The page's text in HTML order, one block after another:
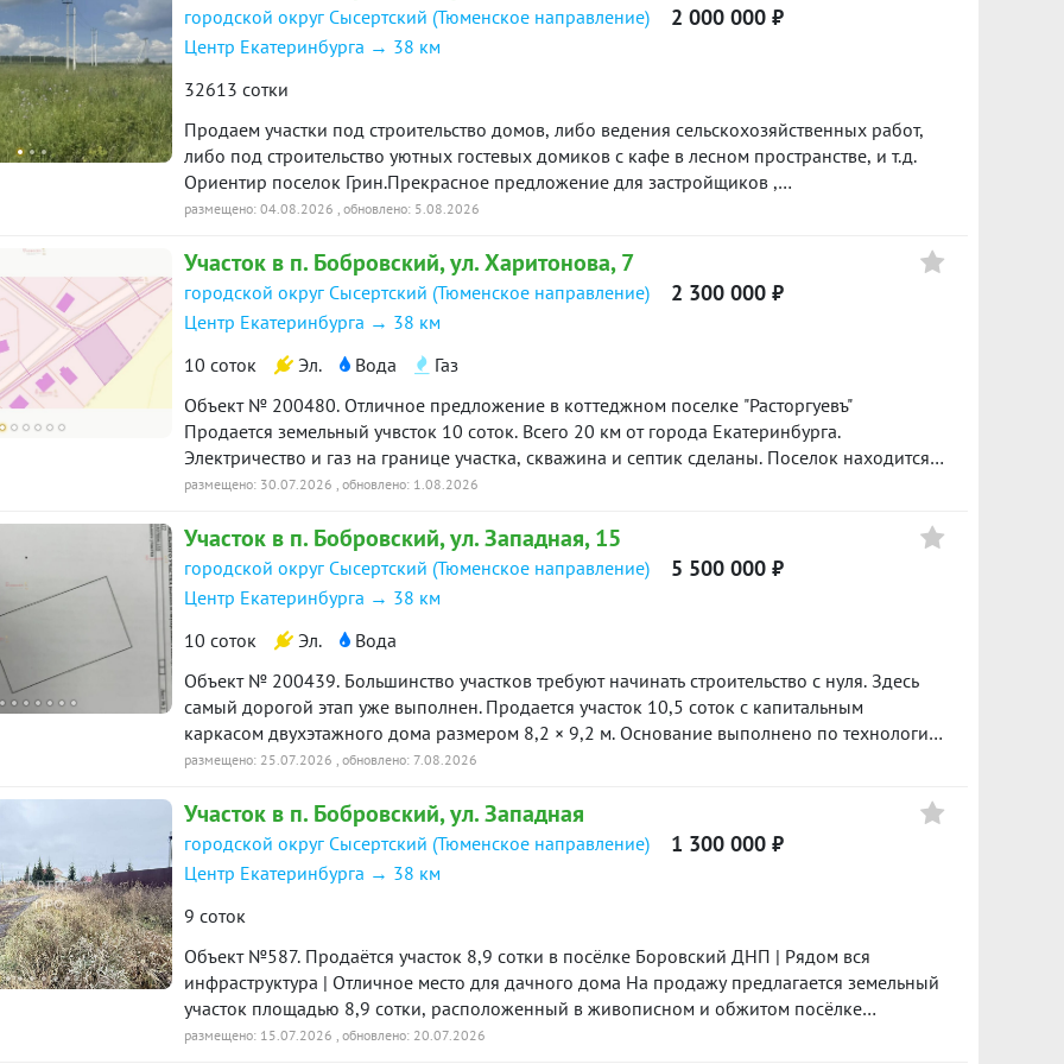
городской округ Сысертский (Тюменское направление)
Центр Екатеринбурга → 38 км
32613 сотки
2 000 000 ₽
Продаем участки под строительство домов, либо ведения сельскохозяйственных работ,
либо под строительство уютных гостевых домиков с кафе в лесном пространстве, и т.д.
Ориентир поселок Грин.Прекрасное предложение для застройщиков ,
предпринимателей под вашу фантазию.Один собственник. Быстрый выход на сделку.
19125
размещено: 04.08.2026 , обновлено: 5.08.2026
Участок в п. Бобровский, ул. Харитонова, 7
городской округ Сысертский (Тюменское направление)
Центр Екатеринбурга → 38 км
10 соток
Эл. Вода Газ
2 300 000 ₽
Объект № 200480. Отличное предложение в коттеджном поселке "Расторгуевъ"
Продается земельный учвсток 10 соток. Всего 20 км от города Екатеринбурга.
Электричество и газ на границе участка, скважина и септик сделаны. Поселок находится в
окружении леса, кргуглосуточная охрана, на территории водоем, детские и спортивные
на все вопросы!
размещено: 30.07.2026 , обновлено: 1.08.2026
Участок в п. Бобровский, ул. Западная, 15
городской округ Сысертский (Тюменское направление)
Центр Екатеринбурга → 38 км
10 соток
Эл. Вода
5 500 000 ₽
Объект № 200439. Большинство участков требуют начинать строительство с нуля. Здесь
самый дорогой этап уже выполнен. Продается участок 10,5 соток с капитальным
каркасом двухэтажного дома размером 8,2 × 9,2 м. Основание выполнено по технологии:
сваи, ленточный фундамент и монолитная плита. Стены из твинблока толщиной 600 мм.
для дома и бани; электричество 15 кВт (380 В); газ по границе участка; выгребная яма из
трех бетонных колец; выполнено межевание, присвоен адрес. Также есть баня из бревна
6×4 м с пристроем 6×3 м и ухоженный плодовый сад.. Цена: 5 500 000 рублей. Отличный
вариант для тех, кто хочет построить дом без многолетней подготовки участка и лишних
затрат. Звоните, чтобы договориться о просмотре.
размещено: 25.07.2026 , обновлено: 7.08.2026
Участок в п. Бобровский, ул. Западная
городской округ Сысертский (Тюменское направление)
Центр Екатеринбурга → 38 км
9 соток
1 300 000 ₽
Объект №587. Продаётся участок 8,9 сотки в посёлке Боровский ДНП | Рядом вся
инфраструктура | Отличное место для дачного дома На продажу предлагается земельный
участок площадью 8,9 сотки, расположенный в живописном и обжитом посёлке
Боровский. Участок правильной формы, подъезд — круглогодичный. Характеристики: —
размещено: 15.07.2026 , обновлено: 20.07.2026